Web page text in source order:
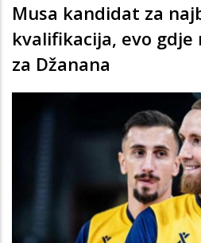
Musa kandidat za
kvalifikacija, evo
za Džanana